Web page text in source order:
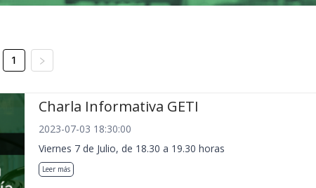
1
Charla Informativa GETI
2023-07-03 18:30:00
Viernes 7 de Julio, de 18.30 a 19.30 horas
Leer más